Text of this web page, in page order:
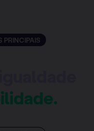
PRINCIPAIS